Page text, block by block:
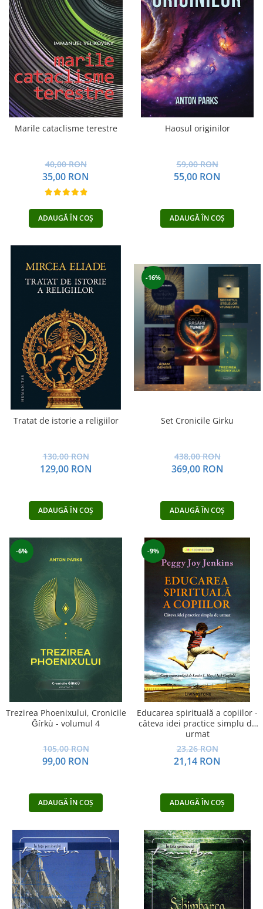
Astrologie
Știință
Seria Montauk
Mistere
Seria Chico Xavier
Seria Helena Blavatsky
Oracole
Non-dualitate
Vindecare
Povestiri
Relații de cuplu
Erotism
Psihologie practică
Sexualitate
Lumea îngerilor
Seria Masaru Emoto
Inspiraţie divină
Vindecare spirituală
Viaţa de după moarte
Supă de pui pentru suflet
Oracol
Spiritualitate şi ştiinţă
Fără categorie
Cunoaștere
Marile cataclisme terestre
40,00 RON
35,00 RON
ADAUGĂ ÎN COȘ
Haosul originilor
59,00 RON
55,00 RON
ADAUGĂ ÎN COȘ
Tratat de istorie a religiilor
130,00 RON
129,00 RON
ADAUGĂ ÎN COȘ
-16%
Set Cronicile Girku
438,00 RON
369,00 RON
ADAUGĂ ÎN COȘ
-6%
Trezirea Phoenixului, Cronicile
Ǧírkù - volumul 4
105,00 RON
99,00 RON
ADAUGĂ ÎN COȘ
-9%
Educarea spirituală a copiilor -
câteva idei practice simplu de
urmat
23,26 RON
21,14 RON
ADAUGĂ ÎN COȘ